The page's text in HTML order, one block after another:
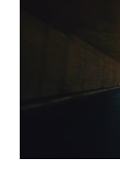
úžitkových
Marco Polo